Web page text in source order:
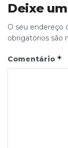
Deixe
O seu endereço
obrigatórios são
Comentário *